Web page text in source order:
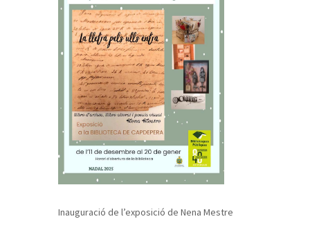
Inauguració de l’exposició de Nena Mestre